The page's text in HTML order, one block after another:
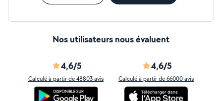
Nos utilisateurs nous évaluent
4,6/5
Calculé à partir de 48803 avis
4,6/5
Calculé à partir de 66000 avis